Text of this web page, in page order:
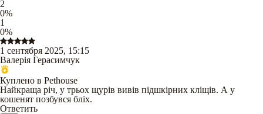
2
0%
1
0%
1 сентября 2025, 15:15
Валерія Герасимчук
Куплено в Pethouse
Найкраща річ, у трьох щурів вивів підшкірних кліщів. А у
кошенят позбувся бліх.
Ответить